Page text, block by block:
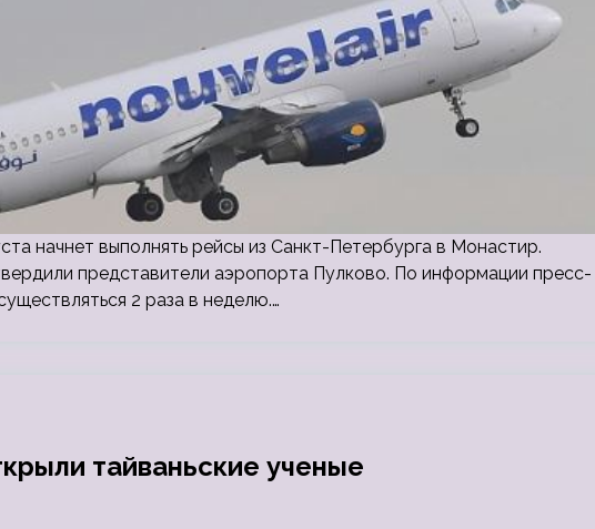
начнет выполнять рейсы из Санкт-Петербурга в Монастир.
представители аэропорта Пулково. По информации пресс-
2 раза в неделю.…
тайваньские ученые